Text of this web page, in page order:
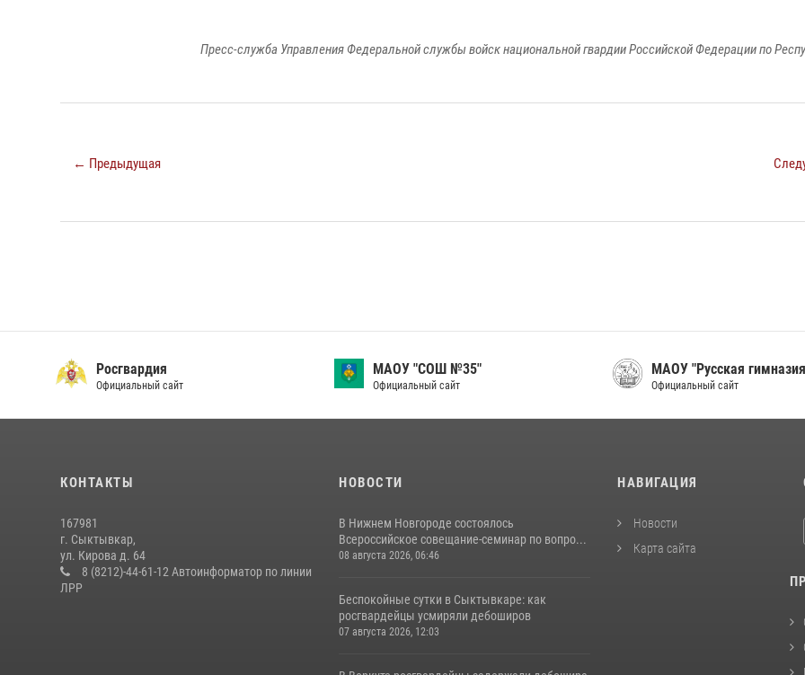
Пресс-служба Управления Федеральной службы войск национальной гвардии Российской Федерации по
← Предыдущая
Росгвардия
Официальный сайт
МАОУ "СОШ №35"
Официальный сайт
МАОУ "Русская
Официальный сайт
КОНТАКТЫ
167981
г. Сыктывкар,
ул. Кирова д. 64
8 (8212)-44-61-12 Автоинформатор по линии
ЛРР
НОВОСТИ
В Нижнем Новгороде состоялось
Всероссийское совещание-семинар по вопро...
08 августа 2026, 06:46
Беспокойные сутки в Сыктывкаре: как
росгвардейцы усмиряли дебоширов
07 августа 2026, 12:03
НАВИГАЦИЯ
Новости
Карта сайта